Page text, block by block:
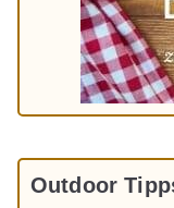
Outdoor